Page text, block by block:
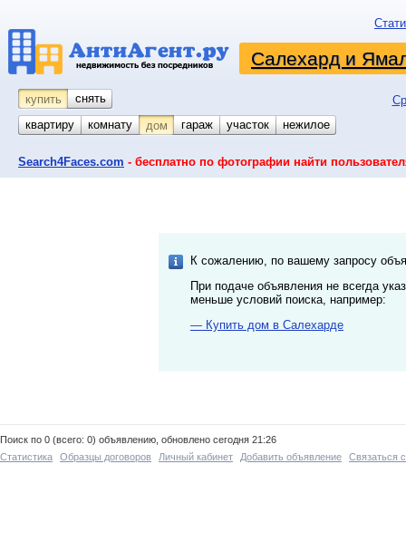
Салехард и
купить снять
квартиру
комнату койко-место
дом гараж участок нежилое
Search4Faces.com - бесплатно по фотографии найти
К сожалению, по вашему запросу
При подаче объявления не всегда
меньше условий поиска, например:
— Купить дом в Салехарде
Поиск по 0 (всего: 0) объявлению, обновлено сегодня 21:26
Статистика
Образцы договоров Личный кабинет Добавить объявление Связаться